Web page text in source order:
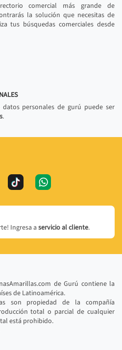
comercial más grande de
la solución que necesitas de
tus búsquedas comerciales desde
personales de gurú puede ser
.
Ingresa a servicio al cliente.
de Gurú contiene la
de Latinoamérica.
son propiedad de la compañía
total o parcial de cualquier
está prohibido.